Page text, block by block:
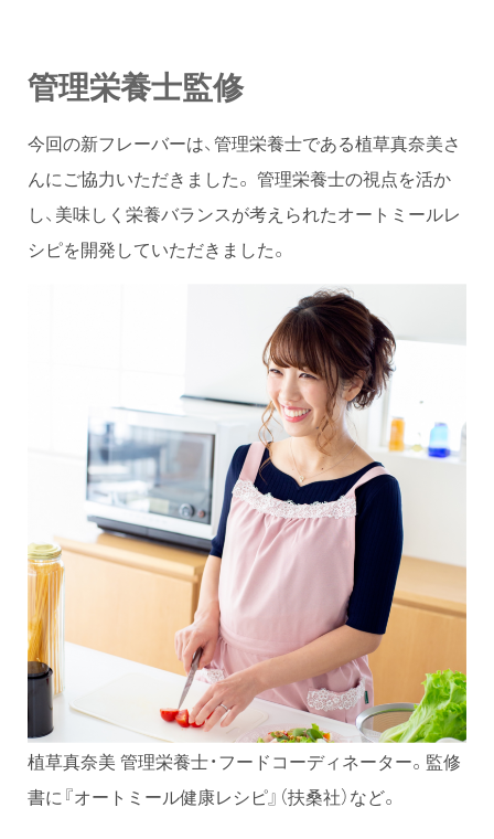
管理栄養士監修
今回の新フレーバーは、管理栄養士である植草真奈美さ
んにご協力いただきました。 管理栄養士の視点を活か
し、美味しく栄養バランスが考えられたオートミールレ
シピを開発していただきました。
植草真奈美 管理栄養士・フードコーディネーター。監修
書に『オートミール健康レシピ』（扶桑社）など。